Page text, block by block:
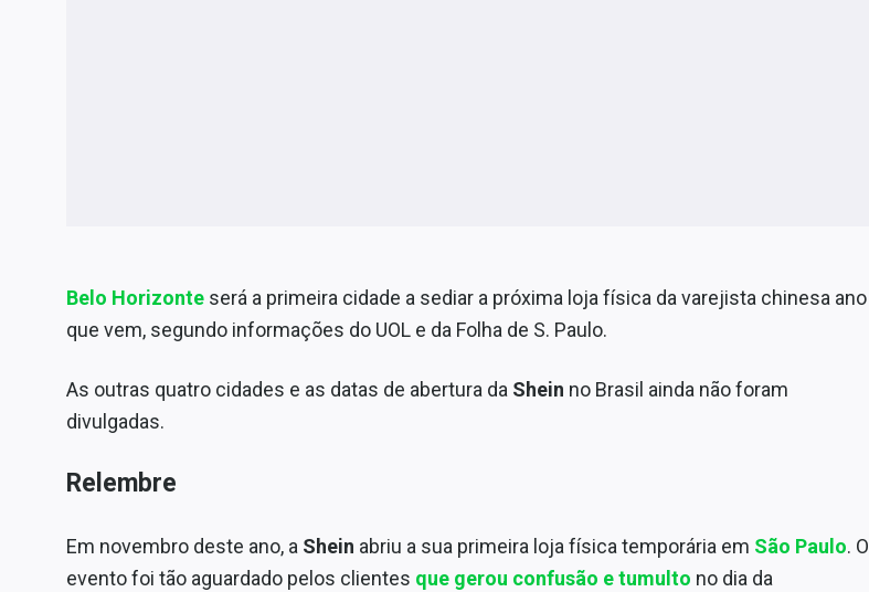
Belo Horizonte será a primeira cidade a sediar a próxima loja física da varejista chinesa ano
que vem, segundo informações do UOL e da Folha de S. Paulo.
As outras quatro cidades e as datas de abertura da Shein no Brasil ainda não foram
divulgadas.
Relembre
Em novembro deste ano, a Shein abriu a sua primeira loja física temporária em São Paulo. O
evento foi tão aguardado pelos clientes que gerou confusão e tumulto no dia da